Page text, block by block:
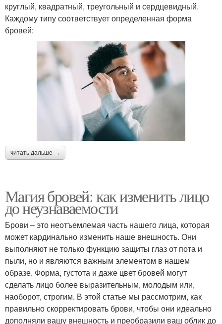
круглый, квадратный, треугольный и сердцевидный.
Каждому типу соответствует определенная форма
бровей:
читать дальше →
Магия бровей: как изменить лицо
до неузнаваемости
Брови – это неотъемлемая часть нашего лица, которая
может кардинально изменить наше внешность. Они
выполняют не только функцию защиты глаз от пота и
пыли, но и являются важным элементом в нашем
образе. Форма, густота и даже цвет бровей могут
сделать лицо более выразительным, молодым или,
наоборот, строгим. В этой статье мы рассмотрим, как
правильно скорректировать брови, чтобы они идеально
дополняли вашу внешность и преобразили ваш облик до